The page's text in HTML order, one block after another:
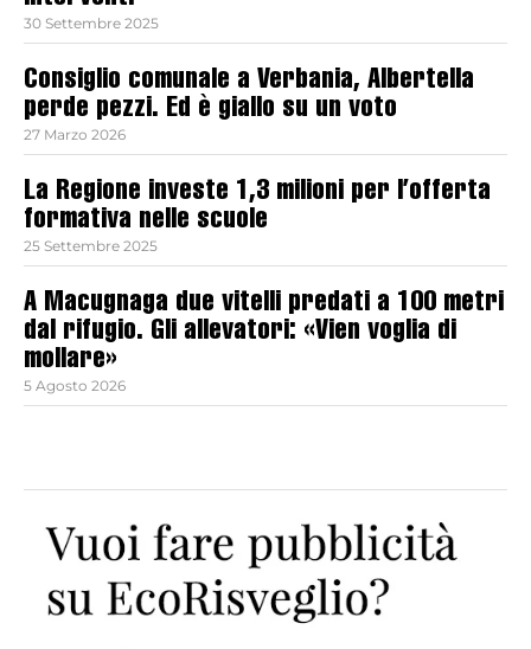
30 Settembre 2025
Consiglio comunale a Verbania, Albertella
perde pezzi. Ed è giallo su un voto
27 Marzo 2026
La Regione investe 1,3 milioni per l’offerta
formativa nelle scuole
25 Settembre 2025
A Macugnaga due vitelli predati a 100 metri
dal rifugio. Gli allevatori: «Vien voglia di
mollare»
5 Agosto 2026